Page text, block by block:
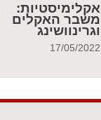
אקלימיסטיות:
משבר האקלים
וגרינוושינג
17/05/2022